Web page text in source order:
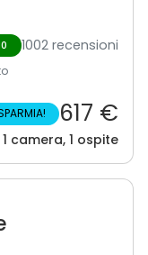
1002 recensioni
617 €
camera, 1 ospite